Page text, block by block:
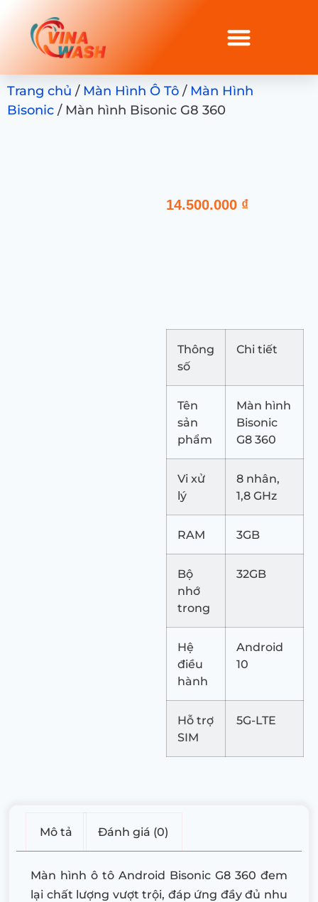
Trang chủ / Màn Hình Ô Tô / Màn Hình
Bisonic / Màn hình Bisonic G8 360
14.500.000 ₫
Thông
số
Chi tiết
Tên
sản
phẩm
Màn hình
Bisonic
G8 360
Vi xử
lý
8 nhân,
1,8 GHz
RAM 3GB
Bộ
nhớ
trong
32GB
Hệ
điều
hành
Android
10
Hỗ trợ
SIM
5G-LTE
Mô tả Đánh giá (0)
Màn hình ô tô Android Bisonic G8 360 đem
lại chất lượng vượt trội, đáp ứng đầy đủ nhu